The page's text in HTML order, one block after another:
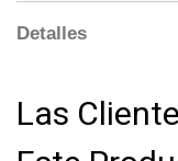
Detalles
Las